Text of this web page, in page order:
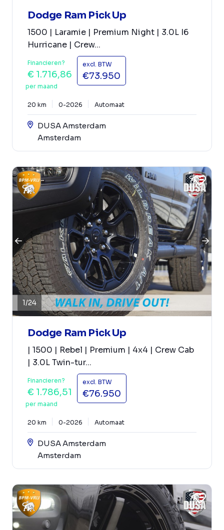
Dodge Ram Pick Up
1500 | Laramie | Premium Night | 3.0L I6
Hurricane | Crew...
Financieren?
€ 1.716,86
per maand
excl. BTW
€73.950
20 km 0-2026 Automaat
DUSA Amsterdam
Amsterdam
1/24
Dodge Ram Pick Up
| 1500 | Rebel | Premium | 4x4 | Crew Cab
| 3.0L Twin-tur...
Financieren?
€ 1.786,51
per maand
excl. BTW
€76.950
20 km 0-2026 Automaat
DUSA Amsterdam
Amsterdam